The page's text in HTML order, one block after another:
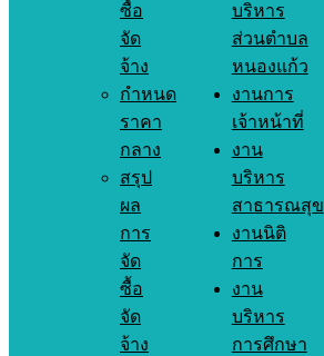
ซื้อ
จัด
จ้าง
กำหนด
ราคา
กลาง
สรุป
ผล
การ
จัด
ซื้อ
จัด
จ้าง
บริหาร
ส่วนตำบล
หนองแก้ว
งานการ
เจ้าหน้าที่
งาน
บริหาร
สาธารณสุข
งานนิติ
การ
งาน
บริหาร
การศึกษา